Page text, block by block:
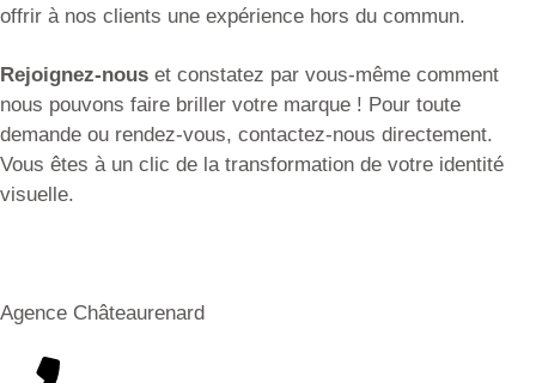
offrir à nos clients une expérience hors du commun.
Rejoignez-nous et constatez par vous-même comment
nous pouvons faire briller votre marque ! Pour toute
demande ou rendez-vous, contactez-nous directement.
Vous êtes à un clic de la transformation de votre identité
visuelle.
Agence Châteaurenard